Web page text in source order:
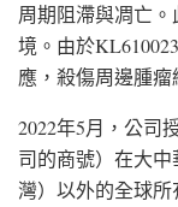
周期阻滯與凋亡
境。由於
應，殺傷周邊腫瘤
2022年5月，公司
司的商號）在大
灣）以外的全球